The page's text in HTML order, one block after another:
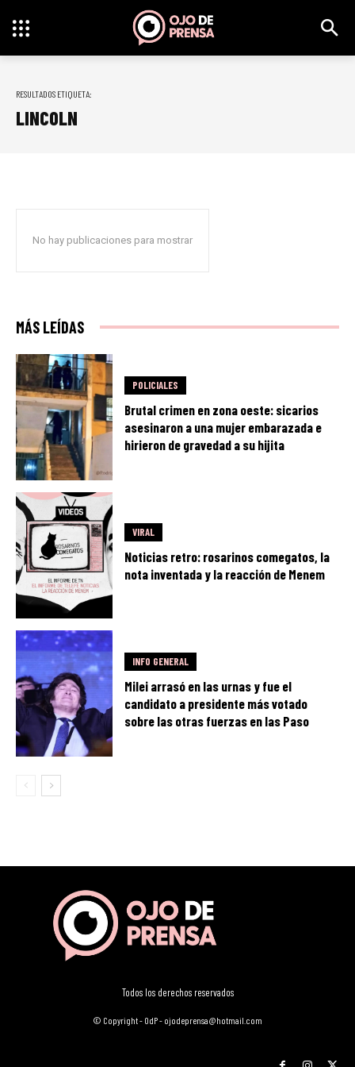
RESULTADOS ETIQUETA:
LINCOLN
No hay publicaciones para mostrar
MÁS LEÍDAS
POLICIALES
Brutal crimen en zona oeste: sicarios
asesinaron a una mujer embarazada e
hirieron de gravedad a su hijita
VIRAL
Noticias retro: rosarinos comegatos, la
nota inventada y la reacción de Menem
INFO GENERAL
Milei arrasó en las urnas y fue el
candidato a presidente más votado
sobre las otras fuerzas en las Paso
Todos los derechos reservados
© Copyright - OdP - ojodeprensa@hotmail.com